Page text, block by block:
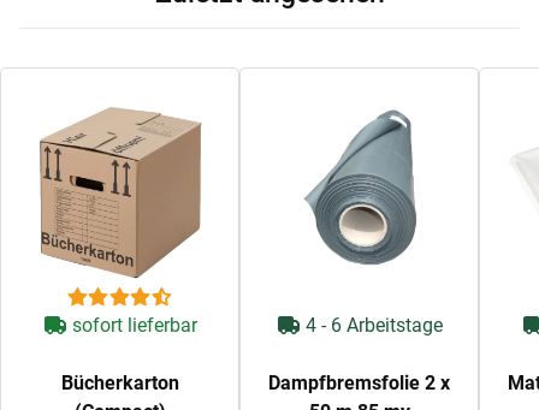
sofort lieferbar
Bücherkarton
4 - 6 Arbeitstage
Dampfbremsfolie 2 x